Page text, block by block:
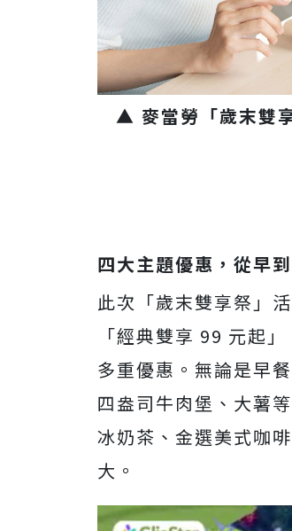
▲ 麥當勞「歲末雙
四大主題優惠，從早
此次「歲末雙享祭」
「經典雙享 99 元起
多重優惠。無論是早
四盎司牛肉堡、大薯
冰奶茶、金選美式咖
大。